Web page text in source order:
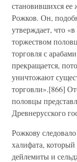
становившихся ее
Рожков. Он,
утверждает, что
торжеством
торговля с
прекращается,
уничтожают
торговли».[866]
половцы
Древнерусского
Рожкову
халифата,
дейлемиты и